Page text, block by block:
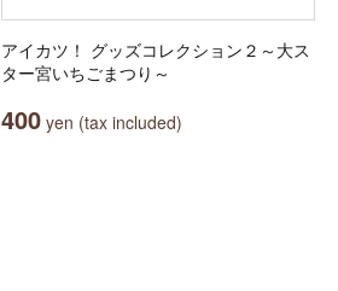
アイカツ！ グッズコレクション２～大ス
ター宮いちごまつり～
400 yen (tax included)